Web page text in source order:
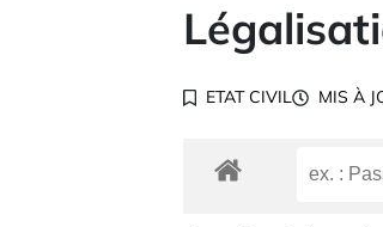
ETAT CIVIL MIS À